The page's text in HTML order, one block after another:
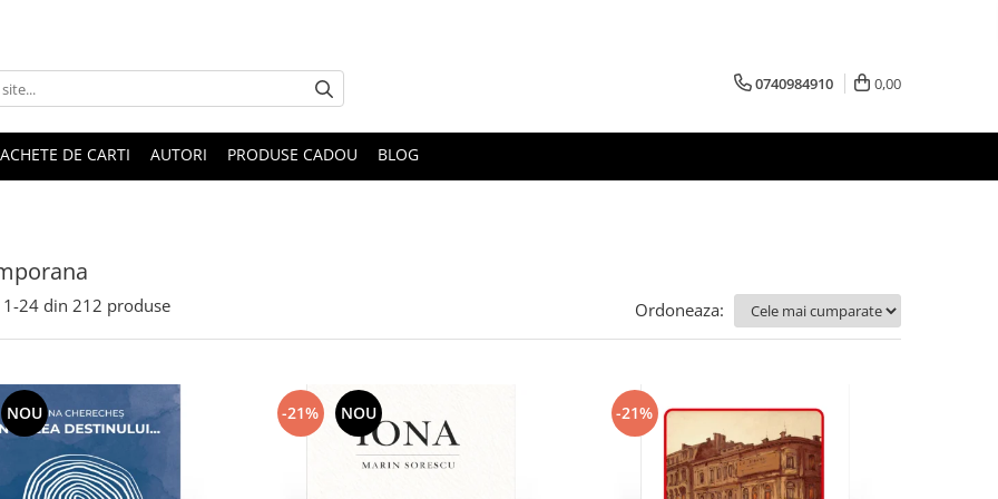
0740984910 0,00
DE CARTI AUTORI PRODUSE CADOU BLOG
1-24 din 212 produse Ordoneaza:
NOU -21% NOU -21%